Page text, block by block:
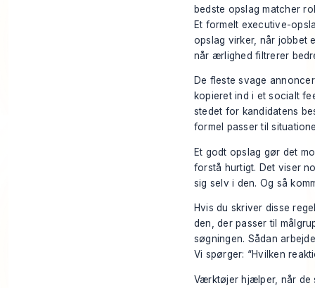
bedste opslag matcher
Et formelt executive-
opslag virker, når jobbet
når ærlighed filtrerer
De fleste svage
kopieret ind i et socialt
stedet for kandidatens
formel passer til
Et godt opslag gør det
forstå hurtigt. Det viser
sig selv i den. Og så
Hvis du skriver disse
den, der passer til
søgningen. Sådan
Vi spørger: “Hvilken
Værktøjer hjælper, når de